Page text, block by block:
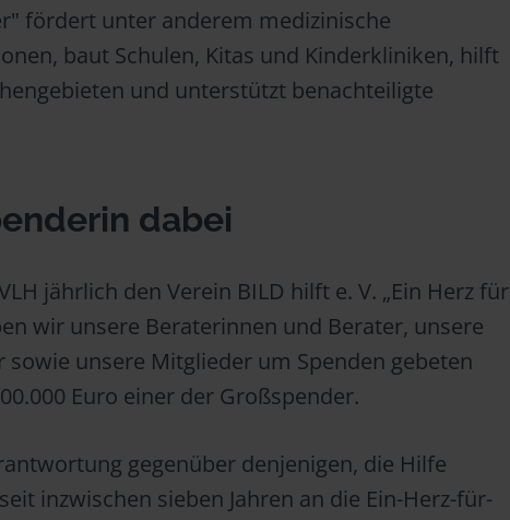
fördert unter anderem medizinische
baut Schulen, Kitas und Kinderkliniken, hilft
und unterstützt benachteiligte
dabei
jährlich den Verein BILD hilft e. V. „Ein Herz für
wir unsere Beraterinnen und Berater, unsere
unsere Mitglieder um Spenden gebeten
Euro einer der Großspender.
gegenüber denjenigen, die Hilfe
inzwischen sieben Jahren an die Ein-Herz-für-